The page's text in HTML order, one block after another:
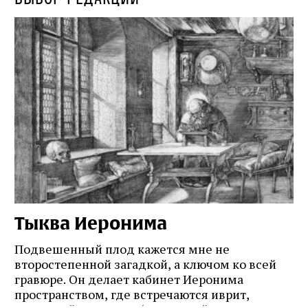
Тыква Иеронима
Подвешенный плод кажется мне не
второстепенной загадкой, а ключом ко всей
гравюре. Он делает кабинет Иеронима
пространством, где встречаются иврит,